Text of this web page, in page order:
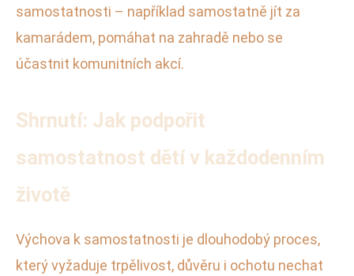
samostatnosti – například samostatně jít za
kamarádem, pomáhat na zahradě nebo se
účastnit komunitních akcí.
Shrnutí: Jak podpořit
samostatnost dětí v každodenním
životě
Výchova k samostatnosti je dlouhodobý proces,
který vyžaduje trpělivost, důvěru i ochotu nechat